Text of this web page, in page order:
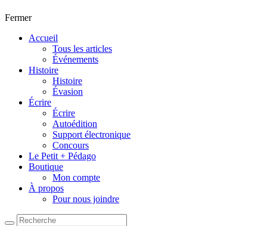
Fermer
Accueil
Tous les articles
Événements
Histoire
Histoire
Évasion
Écrire
Écrire
Autoédition
Support électronique
Concours
Le Petit + Pédago
Boutique
Mon compte
À propos
Pour nous joindre